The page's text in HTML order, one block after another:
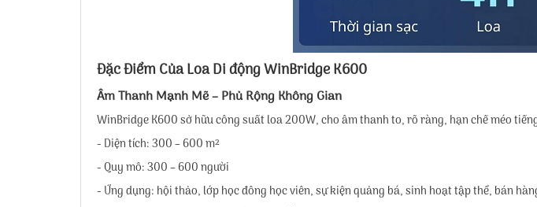
Đặc Điểm CủaLoa Di động WinBridge K600
Âm Thanh Mạnh Mẽ – Phủ Rộng Không Gian
WinBridge K600 sở hữu công suất loa 200W, cho âm thanh to, rõ ràng, hạn chế méo
- Diện tích: 300 – 600 m²
- Quy mô: 300 – 600 người
- Ứng dụng: hội thảo, lớp học đông học viên, sự kiện quảng bá, sinh hoạt tập thể, bán